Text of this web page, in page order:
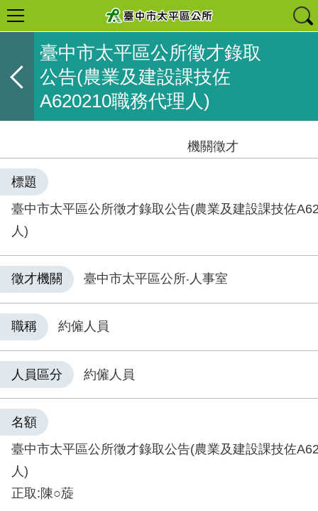
臺中市太平區公所徵才錄取
公告(農業及建設課技佐
A620210職務代理人)
機關徵才
標題
臺中市太平區公所徵才錄取公告(農業及建設課技佐
人)
徵才機關 臺中市太平區公所‧人事室
職稱 約僱人員
人員區分 約僱人員
名額
臺中市太平區公所徵才錄取公告(農業及建設課技佐
人)
正取:陳○蔙